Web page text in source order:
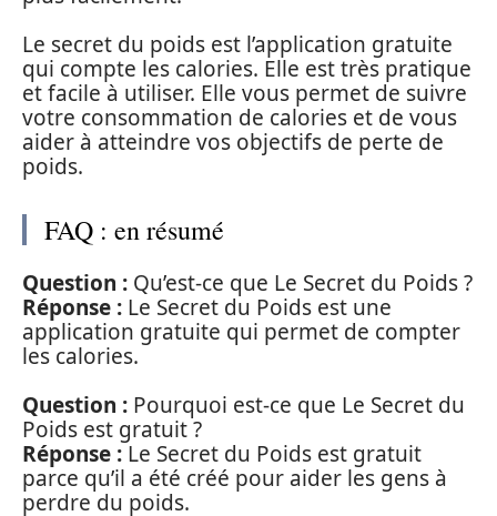
Le secret du poids est l’application gratuite
qui compte les calories. Elle est très pratique
et facile à utiliser. Elle vous permet de suivre
votre consommation de calories et de vous
aider à atteindre vos objectifs de perte de
poids.
FAQ : en résumé
Question : Qu’est-ce que Le Secret du Poids ?
Réponse : Le Secret du Poids est une
application gratuite qui permet de compter
les calories.
Question : Pourquoi est-ce que Le Secret du
Poids est gratuit ?
Réponse : Le Secret du Poids est gratuit
parce qu’il a été créé pour aider les gens à
perdre du poids.